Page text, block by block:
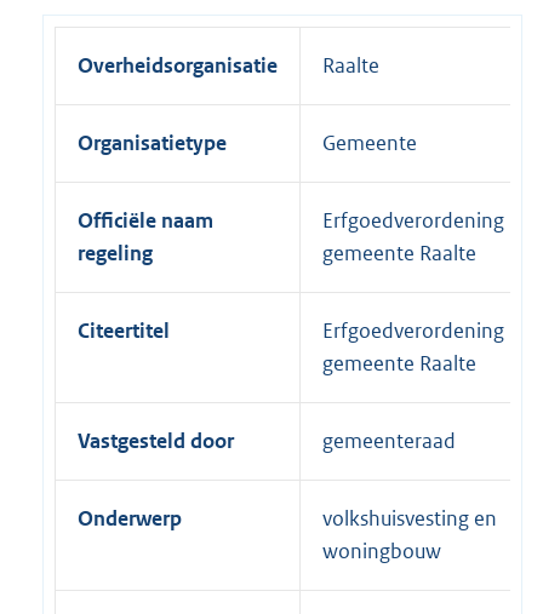
Overheidsorganisatie Raalte
Organisatietype Gemeente
Officiële naam
regeling
Erfgoedverordening
gemeente Raalte
Citeertitel
Erfgoedverordening
gemeente Raalte
Vastgesteld door gemeenteraad
Onderwerp
volkshuisvesting en
woningbouw